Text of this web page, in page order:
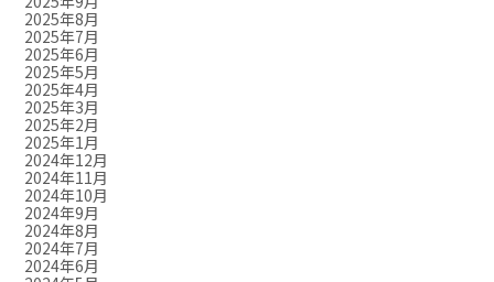
2025年8月
2025年7月
2025年6月
2025年5月
2025年4月
2025年3月
2025年2月
2025年1月
2024年12月
2024年11月
2024年10月
2024年9月
2024年8月
2024年7月
2024年6月